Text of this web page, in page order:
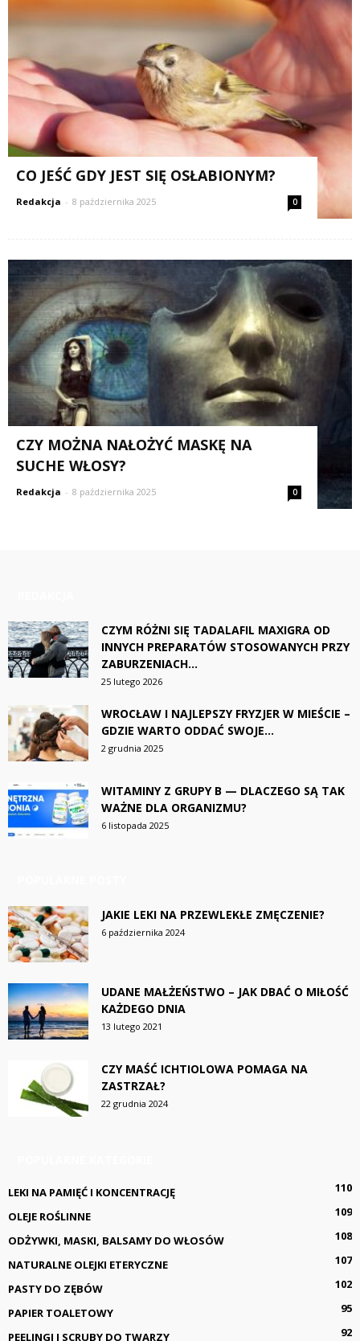
CO JEŚĆ GDY JEST SIĘ OSŁABIONYM?
Redakcja - 8 października 2025 0
CZY MOŻNA NAŁOŻYĆ MASKĘ NA
SUCHE WŁOSY?
Redakcja - 8 października 2025 0
CZYM RÓŻNI SIĘ TADALAFIL MAXIGRA OD
INNYCH PREPARATÓW STOSOWANYCH PRZY
ZABURZENIACH...
25 lutego 2026
WROCŁAW I NAJLEPSZY FRYZJER W MIEŚCIE –
GDZIE WARTO ODDAĆ SWOJE...
2 grudnia 2025
WITAMINY Z GRUPY B — DLACZEGO SĄ TAK
WAŻNE DLA ORGANIZMU?
6 listopada 2025
JAKIE LEKI NA PRZEWLEKŁE ZMĘCZENIE?
6 października 2024
UDANE MAŁŻEŃSTWO – JAK DBAĆ O MIŁOŚĆ
KAŻDEGO DNIA
13 lutego 2021
CZY MAŚĆ ICHTIOLOWA POMAGA NA
ZASTRZAŁ?
22 grudnia 2024
LEKI NA PAMIĘĆ I KONCENTRACJĘ
110
OLEJE ROŚLINNE
109
ODŻYWKI, MASKI, BALSAMY DO WŁOSÓW
108
NATURALNE OLEJKI ETERYCZNE
107
PASTY DO ZĘBÓW
102
PAPIER TOALETOWY
95
PEELINGI I SCRUBY DO TWARZY
92